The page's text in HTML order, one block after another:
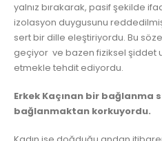
yalnız bırakarak, pasif şekilde
izolasyon duygusunu
sert bir dille eleştiriyordu. Bu
geçiyor ve bazen fiziksel şiddet
etmekle tehdit ediyordu.
Erkek Kaçınan bir bağlanma
bağlanmaktan korkuyordu.